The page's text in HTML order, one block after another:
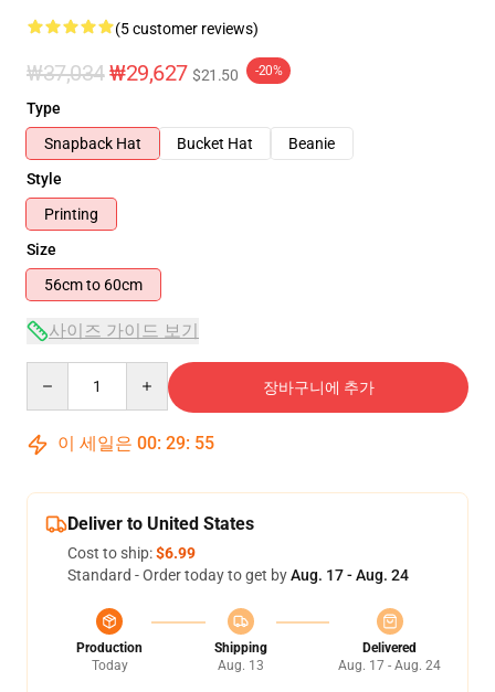
(5 customer reviews)
₩37,034₩29,627 $21.50 -20%
Type
Snapback Hat
Bucket Hat
Beanie
Style
Printing
Size
56cm to 60cm
사이즈 가이드 보기
장바구니에 추가
이 세일은 00: 29: 54
Deliver to United States
Cost to ship:$6.99
Standard - Order today to get byAug. 17 - Aug. 24
Production
Today
Shipping
Aug. 13
Delivered
Aug. 17 - Aug. 24